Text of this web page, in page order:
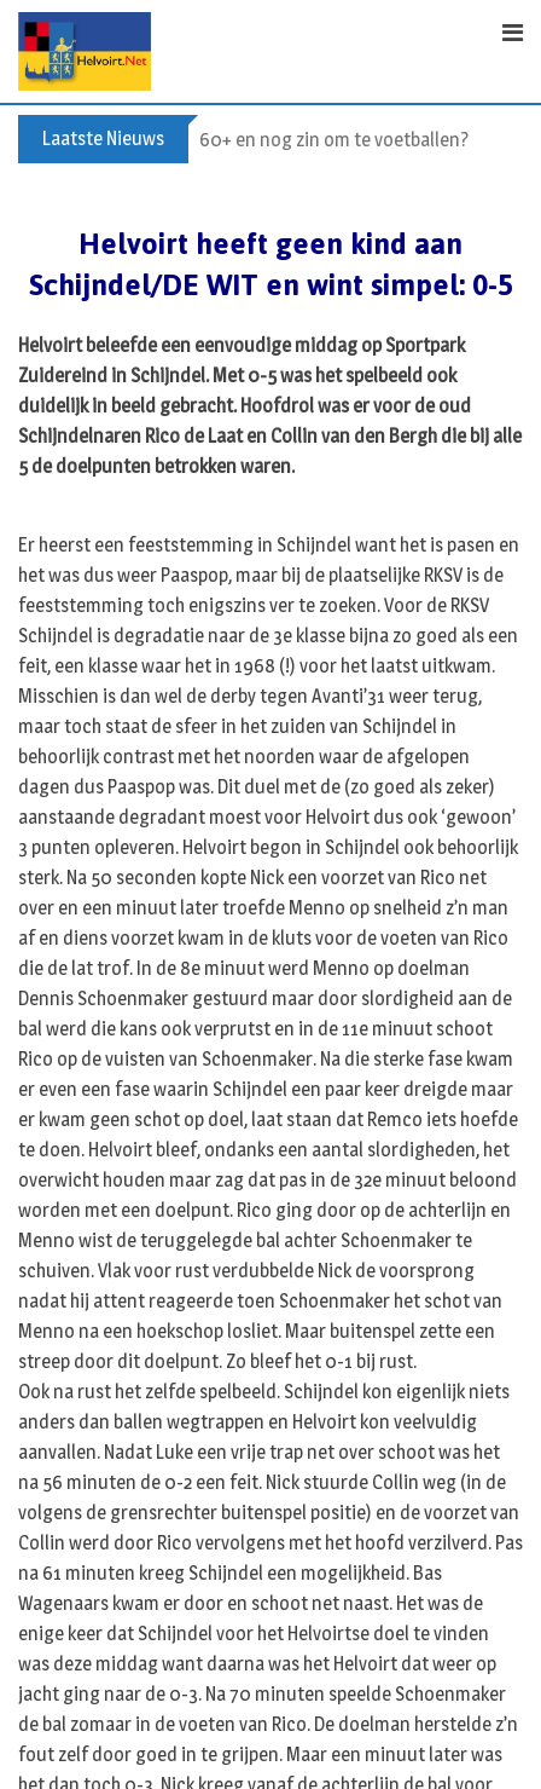
Skip
content
Laatste Nieuws 60+ en nog zin om te voetballen? Kom
Helvoirt heeft geen kind aan
Schijndel/DE WIT en wint simpel: 0-5
Helvoirt beleefde een eenvoudige middag op Sportpark
Zuidereind in Schijndel. Met 0-5 was het spelbeeld ook
duidelijk in beeld gebracht. Hoofdrol was er voor de oud
Schijndelnaren Rico de Laat en Collin van den Bergh die bij alle
5 de doelpunten betrokken waren.
Er heerst een feeststemming in Schijndel want het is pasen en
het was dus weer Paaspop, maar bij de plaatselijke RKSV is de
feeststemming toch enigszins ver te zoeken. Voor de RKSV
Schijndel is degradatie naar de 3e klasse bijna zo goed als een
feit, een klasse waar het in 1968 (!) voor het laatst uitkwam.
Misschien is dan wel de derby tegen Avanti’31 weer terug,
maar toch staat de sfeer in het zuiden van Schijndel in
behoorlijk contrast met het noorden waar de afgelopen
dagen dus Paaspop was. Dit duel met de (zo goed als zeker)
aanstaande degradant moest voor Helvoirt dus ook ‘gewoon’
3 punten opleveren. Helvoirt begon in Schijndel ook behoorlijk
sterk. Na 50 seconden kopte Nick een voorzet van Rico net
over en een minuut later troefde Menno op snelheid z’n man
af en diens voorzet kwam in de kluts voor de voeten van Rico
die de lat trof. In de 8e minuut werd Menno op doelman
Dennis Schoenmaker gestuurd maar door slordigheid aan de
bal werd die kans ook verprutst en in de 11e minuut schoot
Rico op de vuisten van Schoenmaker. Na die sterke fase kwam
er even een fase waarin Schijndel een paar keer dreigde maar
er kwam geen schot op doel, laat staan dat Remco iets hoefde
te doen. Helvoirt bleef, ondanks een aantal slordigheden, het
overwicht houden maar zag dat pas in de 32e minuut beloond
worden met een doelpunt. Rico ging door op de achterlijn en
Menno wist de teruggelegde bal achter Schoenmaker te
schuiven. Vlak voor rust verdubbelde Nick de voorsprong
nadat hij attent reageerde toen Schoenmaker het schot van
Menno na een hoekschop losliet. Maar buitenspel zette een
streep door dit doelpunt. Zo bleef het 0-1 bij rust.
Ook na rust het zelfde spelbeeld. Schijndel kon eigenlijk niets
anders dan ballen wegtrappen en Helvoirt kon veelvuldig
aanvallen. Nadat Luke een vrije trap net over schoot was het
na 56 minuten de 0-2 een feit. Nick stuurde Collin weg (in de
volgens de grensrechter buitenspel positie) en de voorzet van
Collin werd door Rico vervolgens met het hoofd verzilverd. Pas
na 61 minuten kreeg Schijndel een mogelijkheid. Bas
Wagenaars kwam er door en schoot net naast. Het was de
enige keer dat Schijndel voor het Helvoirtse doel te vinden
was deze middag want daarna was het Helvoirt dat weer op
jacht ging naar de 0-3. Na 70 minuten speelde Schoenmaker
de bal zomaar in de voeten van Rico. De doelman herstelde z’n
fout zelf door goed in te grijpen. Maar een minuut later was